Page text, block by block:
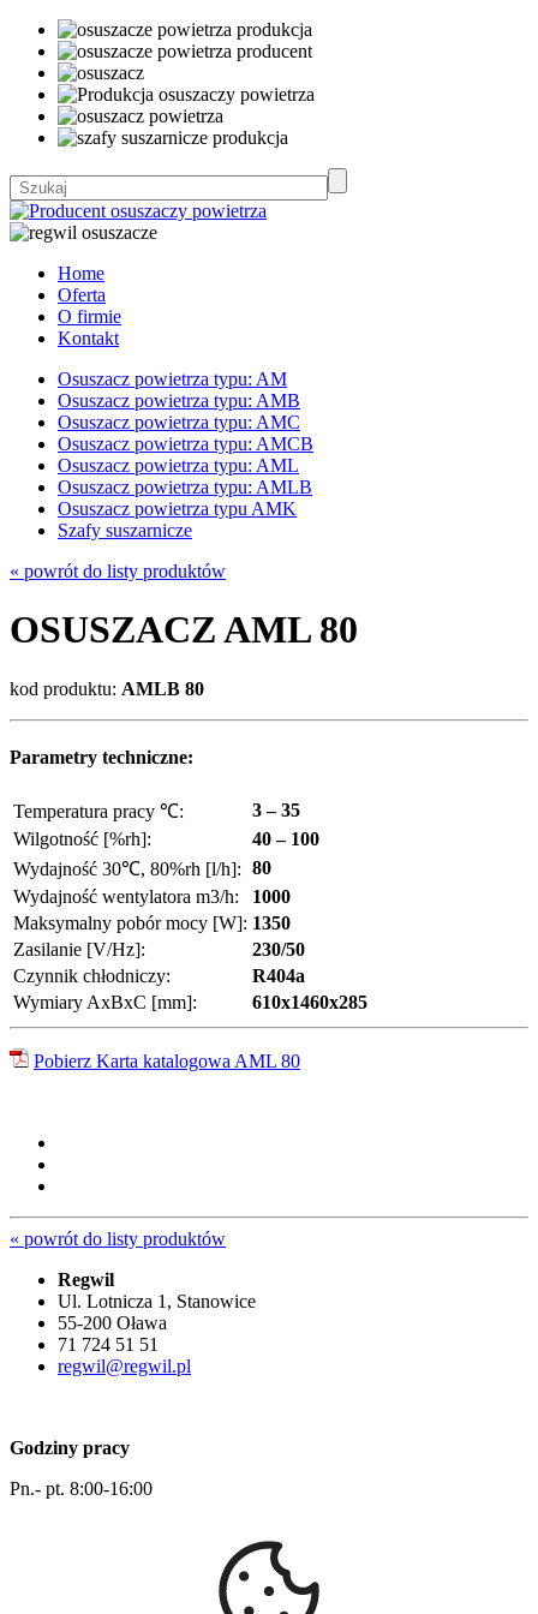
Home
Oferta
O firmie
Kontakt
Osuszacz powietrza typu: AM
Osuszacz powietrza typu: AMB
Osuszacz powietrza typu: AMC
Osuszacz powietrza typu: AMCB
Osuszacz powietrza typu: AML
Osuszacz powietrza typu: AMLB
Osuszacz powietrza typu AMK
Szafy suszarnicze
« powrót do listy produktów
OSUSZACZ AML 80
kod produktu: AMLB 80
Parametry techniczne:
Temperatura pracy ℃:
3 – 35
Wilgotność [%rh]:
40 – 100
Wydajność 30℃, 80%rh [l/h]: 80
Wydajność wentylatora m3/h:
1000
Maksymalny pobór mocy [W]: 1350
Zasilanie [V/Hz]:
230/50
Czynnik chłodniczy:
R404a
Wymiary AxBxC [mm]:
610x1460x285
Pobierz Karta katalogowa AML 80
« powrót do listy produktów
Regwil
Ul. Lotnicza 1, Stanowice
55-200 Oława
71 724 51 51
regwil@regwil.pl
Godziny pracy
Pn.- pt. 8:00-16:00